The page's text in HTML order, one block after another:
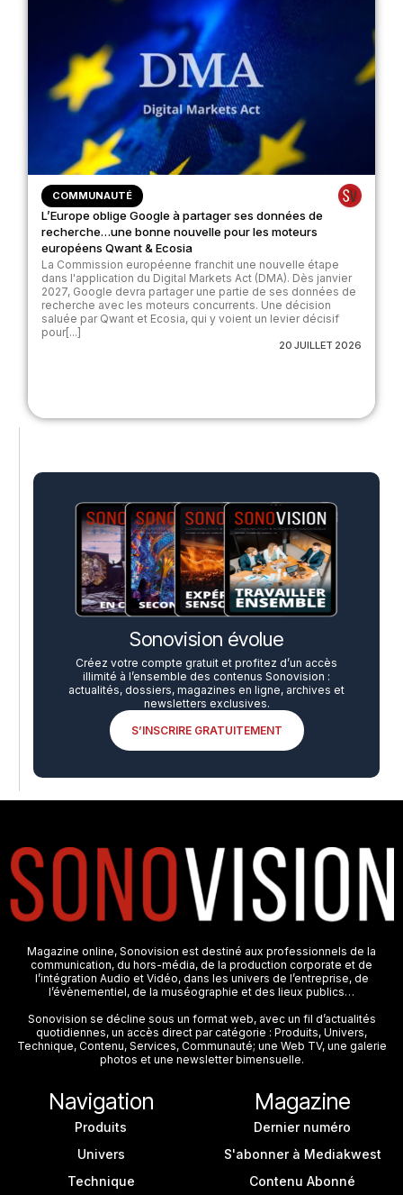
COMMUNAUTÉ
L’Europe oblige Google à partager ses données de
recherche…une bonne nouvelle pour les moteurs
européens Qwant & Ecosia
La Commission européenne franchit une nouvelle étape
dans l'application du Digital Markets Act (DMA). Dès janvier
2027, Google devra partager une partie de ses données de
recherche avec les moteurs concurrents. Une décision
saluée par Qwant et Ecosia, qui y voient un levier décisif
pour[...]
20 JUILLET 2026
Sonovision évolue
Créez votre compte gratuit et profitez d’un accès
illimité à l’ensemble des contenus Sonovision :
actualités, dossiers, magazines en ligne, archives et
newsletters exclusives.
S’INSCRIRE GRATUITEMENT
Magazine online, Sonovision est destiné aux professionnels de la
communication, du hors-média, de la production corporate et de
l’intégration Audio et Vidéo, dans les univers de l’entreprise, de
l’évènementiel, de la muséographie et des lieux publics…
Sonovision se décline sous un format web, avec un fil d’actualités
quotidiennes, un accès direct par catégorie : Produits, Univers,
Technique, Contenu, Services, Communauté; une Web TV, une galerie
photos et une newsletter bimensuelle.
Navigation
Produits
Univers
Technique
Magazine
Dernier numéro
S'abonner à Mediakwest
Contenu Abonné